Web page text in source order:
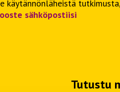
käytännönläheistä
sähköpostiisi
Tutustu